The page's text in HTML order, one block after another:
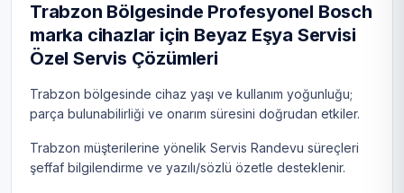
Trabzon Bölgesinde Profesyonel Bosch
marka cihazlar için Beyaz Eşya Servisi
Özel Servis Çözümleri
Trabzon bölgesinde cihaz yaşı ve kullanım yoğunluğu;
parça bulunabilirliği ve onarım süresini doğrudan etkiler.
Trabzon müşterilerine yönelik Servis Randevu süreçleri
şeffaf bilgilendirme ve yazılı/sözlü özetle desteklenir.